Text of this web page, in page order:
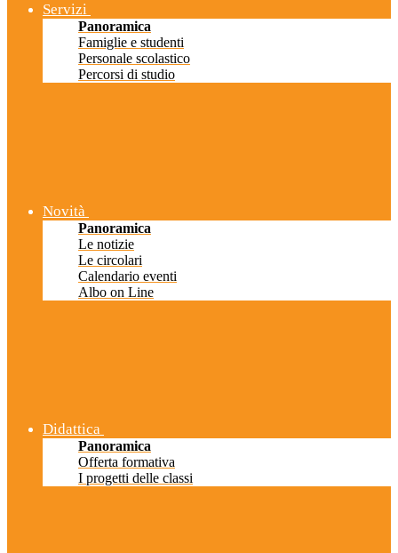
Servizi
Panoramica
Famiglie e studenti
Personale scolastico
Percorsi di studio
Novità
Panoramica
Le notizie
Le circolari
Calendario eventi
Albo on Line
Didattica
Panoramica
Offerta formativa
I progetti delle classi